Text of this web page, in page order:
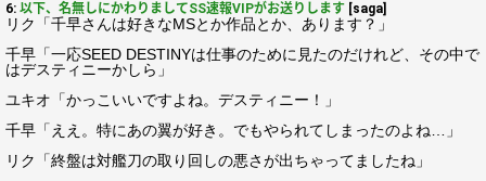
6: 以下、名無しにかわりましてSS速報VIPがお送りします [saga]
リク「千早さんは好きなMSとか作品とか、あります？」
千早「一応SEED DESTINYは仕事のために見たのだけれど、その中で
はデスティニーかしら」
ユキオ「かっこいいですよね。デスティニー！」
千早「ええ。特にあの翼が好き。でもやられてしまったのよね…」
リク「終盤は対艦刀の取り回しの悪さが出ちゃってましたね」